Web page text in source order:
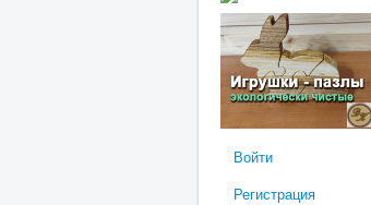
Войти
Регистрация